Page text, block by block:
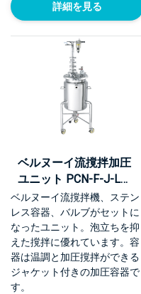
詳細を見る
ベルヌーイ流撹拌加圧
ユニット PCN-F-J-L型
【KU-PCN-F-J-L】
ベルヌーイ流撹拌機、ステン
レス容器、バルブがセットに
なったユニット。泡立ちを抑
えた撹拌に優れています。容
器は温調と加圧撹拌ができる
ジャケット付きの加圧容器で
す。